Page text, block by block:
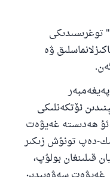
توغرىسىدىكى
ۋە
ئۆتكەنلىكى
ھەدىستە غەيۋەت
دەپ تونۇش زىكىر
قىلىنغان بولۇپ،